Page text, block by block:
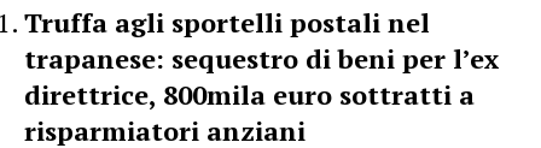
Truffa agli sportelli postali nel
trapanese: sequestro di beni per l’ex
direttrice, 800mila euro sottratti a
risparmiatori anziani